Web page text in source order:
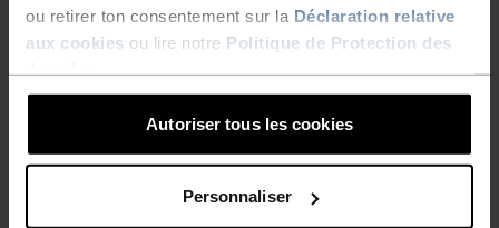
ou retirer ton consentement sur la Déclaration relative
aux cookies ou lire notre Politique de Protection des
Autoriser tous les cookies
Personnaliser
LES DÉTAILS QUI FONT LA
DIFFÉRENCE
Des accessoires pensés pour profiter au maximum